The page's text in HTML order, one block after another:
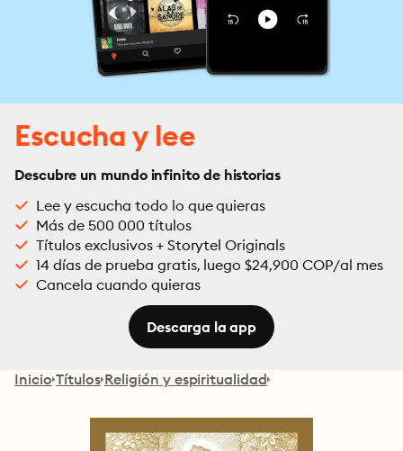
Escucha y lee
Descubre un mundo infinito de historias
Lee y escucha todo lo que quieras
Más de 500 000 títulos
Títulos exclusivos + Storytel Originals
14 días de prueba gratis, luego $24,900 COP/al mes
Cancela cuando quieras
Descarga la app
Inicio Títulos Religión y espiritualidad